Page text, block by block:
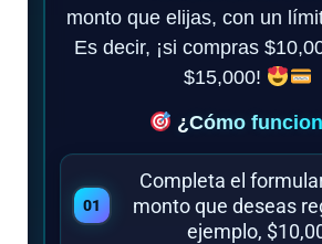
monto que elijas, con un
Es decir, ¡si compras
$15,000!
¿Cómo
Completa el
monto que deseas
ejemplo,